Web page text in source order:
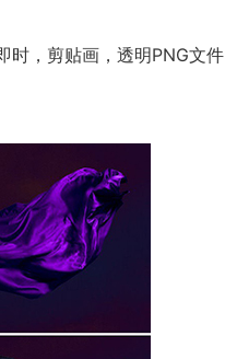
时，剪贴画，透明PNG文件